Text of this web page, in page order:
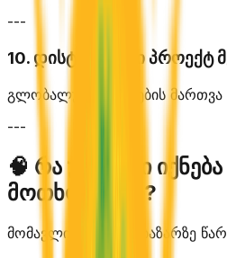
---
10. დისტანციური პროექტ
გლობალური გუნდების მართვა
---
🧠 რა უნარები
მოთხოვნადი?
მომავლის სამუშაო ბაზარზე